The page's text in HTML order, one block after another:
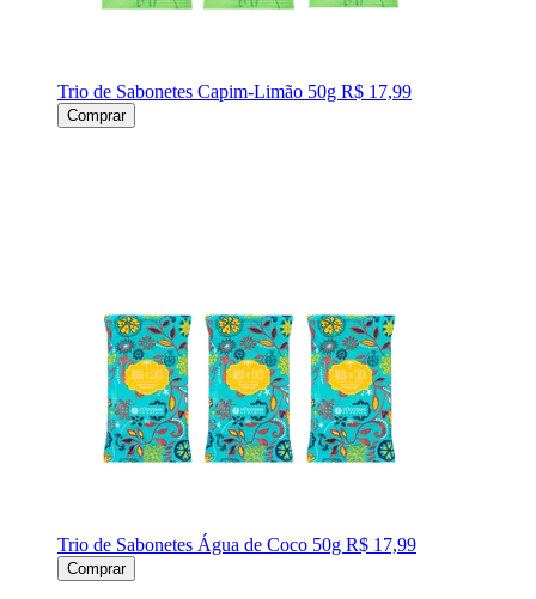
Trio de Sabonetes Capim-Limão 50g R$ 17,99
Comprar
Trio de Sabonetes Água de Coco 50g R$ 17,99
Comprar